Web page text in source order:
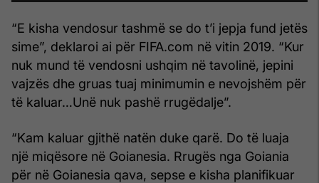
“E kisha vendosur tashmë se do t’i jepja fund jetës
sime”, deklaroi ai për FIFA.com në vitin 2019. “Kur
nuk mund të vendosni ushqim në tavolinë, jepini
vajzës dhe gruas tuaj minimumin e nevojshëm për
të kaluar…Unë nuk pashë rrugëdalje”.
“Kam kaluar gjithë natën duke qarë. Do të luaja
një miqësore në Goianesia. Rrugës nga Goiania
për në Goianesia qava, sepse e kisha planifikuar